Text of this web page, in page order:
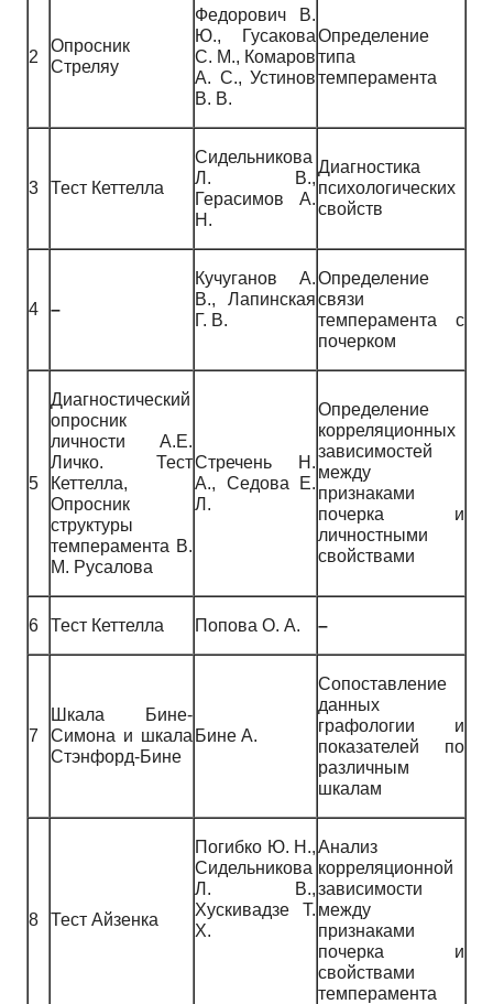
2
Опросник
Стреляу
Федорович В.
Ю., Гусакова
С. М., Комаров
А. С., Устинов
В. В.
Определение
типа
темперамента
3 Тест Кеттелла
Сидельникова
Л. В.,
Герасимов А.
Н.
Диагностика
психологических
свойств
4 –
Кучуганов А.
В., Лапинская
Г. В.
Определение
связи
темперамента с
почерком
5
Диагностический
опросник
личности А.Е.
Личко. Тест
Кеттелла,
Опросник
структуры
темперамента В.
М. Русалова
Стречень Н.
А., Седова Е.
Л.
Определение
корреляционных
зависимостей
между
признаками
почерка и
личностными
свойствами
6 Тест Кеттелла Попова О. А. –
7
Шкала Бине-
Симона и шкала
Стэнфорд-Бине
Бине А.
Сопоставление
данных
графологии и
показателей по
различным
шкалам
8 Тест Айзенка
Погибко Ю. Н.,
Сидельникова
Л. В.,
Хускивадзе Т.
Х.
Анализ
корреляционной
зависимости
между
признаками
почерка и
свойствами
темперамента